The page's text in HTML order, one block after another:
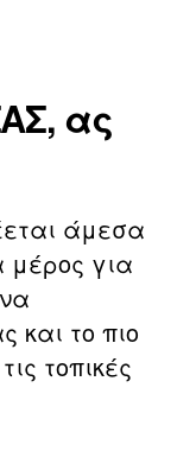
ας
άμεσα
μέρος για
και το πιο
τοπικές